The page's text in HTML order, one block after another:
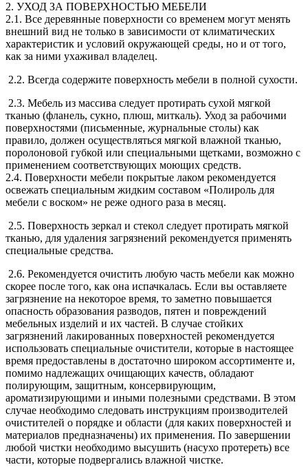
2. УХОД ЗА ПОВЕРХНОСТЬЮ МЕБЕЛИ
2.1. Все деревянные поверхности со временем могут менять
внешний вид не только в зависимости от климатических
характеристик и условий окружающей среды, но и от того,
как за ними ухаживал владелец.
2.2. Всегда содержите поверхность мебели в полной сухости.
2.3. Мебель из массива следует протирать сухой мягкой
тканью (фланель, сукно, плюш, миткаль). Уход за рабочими
поверхностями (письменные, журнальные столы) как
правило, должен осуществляться мягкой влажной тканью,
поролоновой губкой или специальными щетками, возможно с
применением соответствующих моющих средств.
2.4. Поверхности мебели покрытые лаком рекомендуется
освежать специальным жидким составом «Полироль для
мебели с воском» не реже одного раза в месяц.
2.5. Поверхность зеркал и стекол следует протирать мягкой
тканью, для удаления загрязнений рекомендуется применять
специальные средства.
2.6. Рекомендуется очистить любую часть мебели как можно
скорее после того, как она испачкалась. Если вы оставляете
загрязнение на некоторое время, то заметно повышается
опасность образования разводов, пятен и повреждений
мебельных изделий и их частей. В случае стойких
загрязнений лакированных поверхностей рекомендуется
использовать специальные очистители, которые в настоящее
время предоставлены в достаточно широком ассортименте и,
помимо надлежащих очищающих качеств, обладают
полирующим, защитным, консервирующим,
ароматизирующими и иными полезными средствами. В этом
случае необходимо следовать инструкциям производителей
очистителей о порядке и области (для каких поверхностей и
материалов предназначены) их применения. По завершении
любой чистки необходимо высушить (насухо протереть) все
части, которые подвергались влажной чистке.